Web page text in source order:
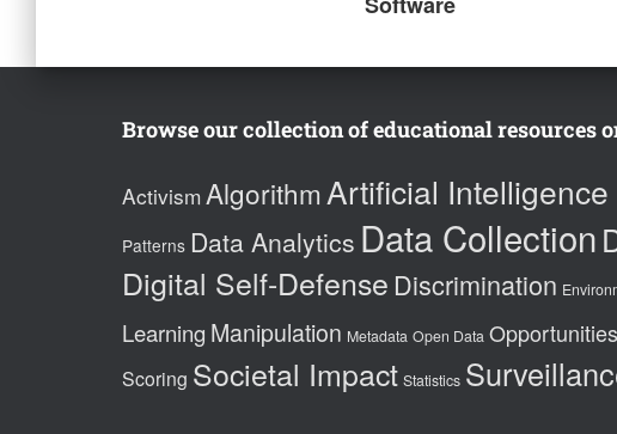
Browse our collection of educational resources
Activism Algorithm Artificial Intelligence
Patterns Data Analytics Data Collection
Digital Self-Defense Discrimination
Learning Manipulation Metadata Open Data Opportunities
Scoring Societal Impact Statistics